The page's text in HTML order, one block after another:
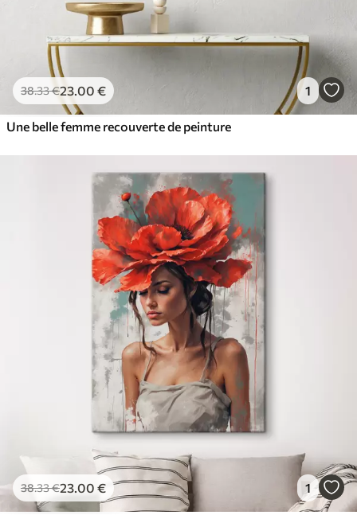
38.33€23.00 € 1
Une belle femme recouverte de peinture
38.33€23.00 € 1